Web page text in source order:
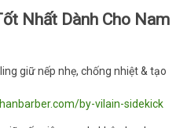
Nhất Dành Cho Nam
giữ nếp nhẹ, chống nhiệt & tạo
by-vilain-sidekick